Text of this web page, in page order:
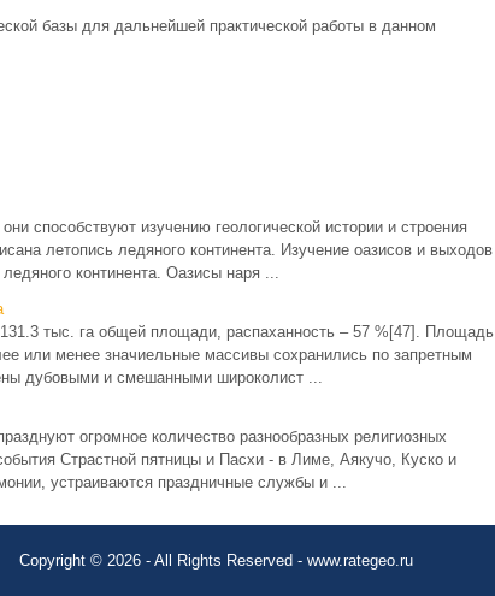
базы для дальнейшей практической работы в данном
способствуют изучению геологической истории и строения
летопись ледяного континента. Изучение оазисов и выходов
континента. Оазисы наря ...
тыс. га общей площади, распаханность – 57 %[47]. Площадь
или менее значиельные массивы сохранились по запретным
дубовыми и смешанными широколист ...
огромное количество разнообразных религиозных
Страстной пятницы и Пасхи - в Лиме, Аякучо, Куско и
устраиваются праздничные службы и ...
Copyright © 2026 - All Rights Reserved - www.rategeo.ru